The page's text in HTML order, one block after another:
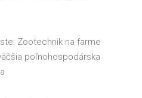
Zootechnik na farme
poľnohospodárska